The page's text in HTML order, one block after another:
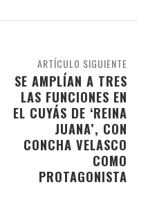
ARTÍCULO SIGUIENTE
SE AMPLÍAN A TRES
LAS FUNCIONES EN
EL CUYÁS DE ‘REINA
JUANA’, CON
CONCHA VELASCO
COMO
PROTAGONISTA